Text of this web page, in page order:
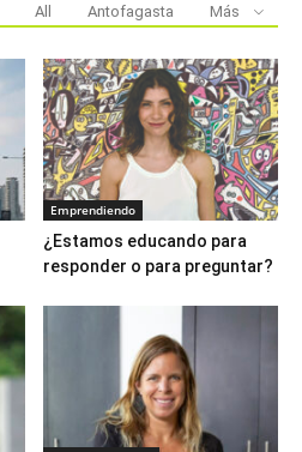
All Antofagasta Más
Emprendiendo
¿Estamos educando para
responder o para preguntar?